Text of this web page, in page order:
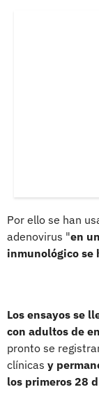
Por ello se han
adenovirus "en
inmunológico se
Los ensayos se
con adultos de
pronto se
clínicas y
los primeros 28